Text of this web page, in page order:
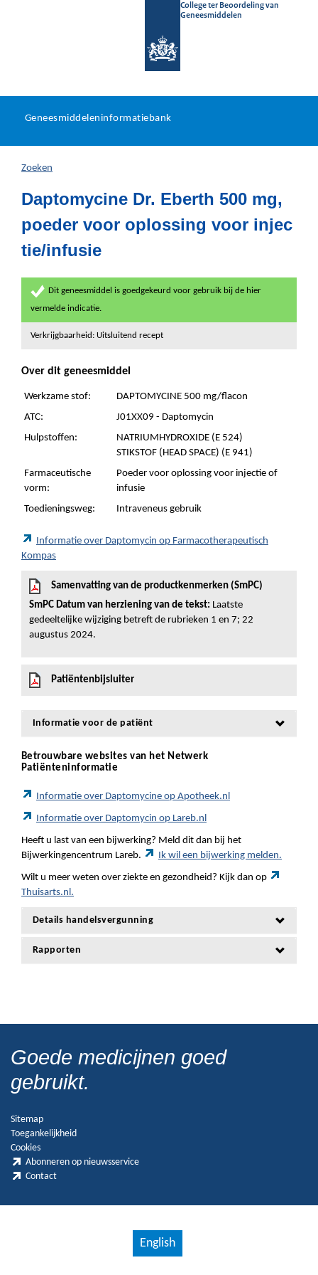
College ter Beoordeling van
Geneesmiddelen
U
hier:
Geneesmiddeleninformatiebank
Zoeken
Daptomycine Dr. Eberth 500 mg,
poeder voor oplossing voor injec
tie/infusie
Dit geneesmiddel is goedgekeurd voor gebruik bij de hier
vermelde indicatie.
Verkrijgbaarheid: Uitsluitend recept
Over dit geneesmiddel
Werkzame stof:
DAPTOMYCINE 500 mg/flacon
ATC:
J01XX09 - Daptomycin
Hulpstoffen:
NATRIUMHYDROXIDE (E 524)
STIKSTOF (HEAD SPACE) (E 941)
Farmaceutische
vorm:
Poeder voor oplossing voor injectie of
infusie
Toedieningsweg:
Intraveneus gebruik
Informatie over Daptomycin op Farmacotherapeutisch
Kompas
Samenvatting van de productkenmerken (SmPC)
SmPC Datum van herziening van de tekst: Laatste
gedeeltelijke wijziging betreft de rubrieken 1 en 7; 22
augustus 2024.
Patiëntenbijsluiter
Informatie voor de patiënt
Betrouwbare websites van het Netwerk
Patiënteninformatie
Informatie over Daptomycine op Apotheek.nl
Informatie over Daptomycin op Lareb.nl
Heeft u last van een bijwerking? Meld dit dan bij het
Bijwerkingencentrum Lareb.
Ik wil een bijwerking melden.
Wilt u meer weten over ziekte en gezondheid? Kijk dan op
Thuisarts.nl.
Details handelsvergunning
Rapporten
Goede medicijnen goed
gebruikt.
Sitemap
Toegankelijkheid
Cookies
Abonneren op nieuwsservice
Contact
English